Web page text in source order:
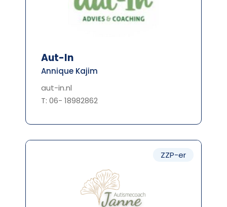
Aut-In
Annique Kajim
aut-in.nl
T: 06- 18982862
ZZP-er